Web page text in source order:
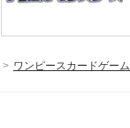
> ワンピースカードゲーム